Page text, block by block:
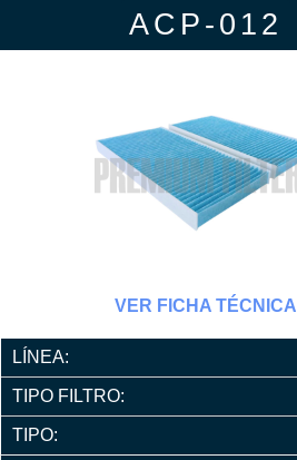
ACP-012
VER FICHA TÉCNICA
LÍNEA:
TIPO FILTRO:
TIPO: